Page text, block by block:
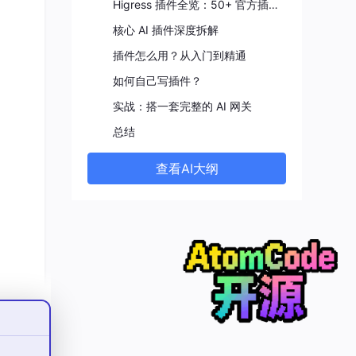
Higress 插件全览：50+ 官方插件一图看懂
核心 AI 插件深度拆解
插件怎么用？从入门到精通
如何自己写插件？
实战：搭一套完整的 AI 网关
总结
查看AI大纲